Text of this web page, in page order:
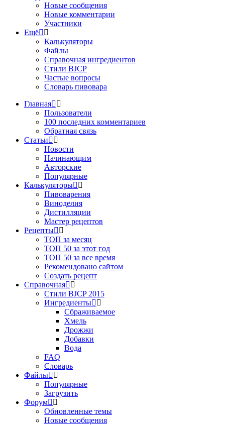
Новые сообщения
Новые комментарии
Участники
Ещё
Калькуляторы
Файлы
Справочная ингредиентов
Стили BJCP
Частые вопросы
Словарь пивовара
Главная
Пользователи
100 последних комментариев
Обратная связь
Статьи
Новости
Начинающим
Авторские
Популярные
Калькуляторы
Пивоварения
Виноделия
Дистилляции
Мастер рецептов
Рецепты
ТОП за месяц
ТОП 50 за этот год
ТОП 50 за все время
Рекомендовано сайтом
Создать рецепт
Справочная
Стили BJCP 2015
Ингредиенты
Сбраживаемое
Хмель
Дрожжи
Добавки
Вода
FAQ
Словарь
Файлы
Популярные
Загрузить
Форум
Обновленные темы
Новые сообщения